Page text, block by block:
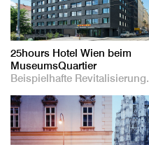
25hours Hotel Wien beim
MuseumsQuartier
Beispielhafte Revitalisierung.